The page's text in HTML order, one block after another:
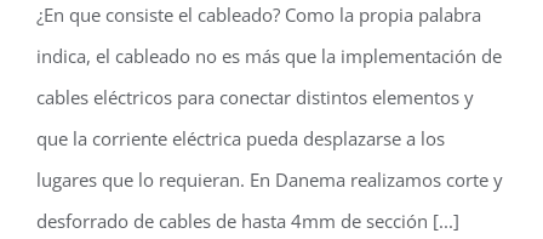
¿En que consiste el cableado? Como la propia palabra
indica, el cableado no es más que la implementación de
cables eléctricos para conectar distintos elementos y
que la corriente eléctrica pueda desplazarse a los
lugares que lo requieran. En Danema realizamos corte y
desforrado de cables de hasta 4mm de sección [...]